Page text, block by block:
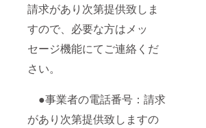
請求があり次第提供致しま
すので、必要な方はメッ
セージ機能にてご連絡くだ
さい。
●事業者の電話番号：請求
があり次第提供致しますの